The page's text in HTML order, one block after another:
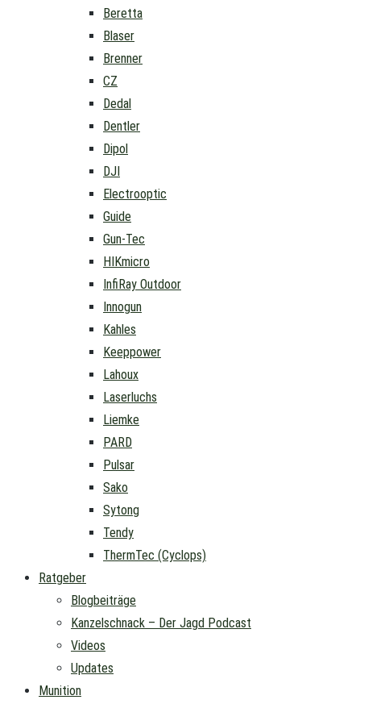
Beretta
Blaser
Brenner
CZ
Dedal
Dentler
Dipol
DJI
Electrooptic
Guide
Gun-Tec
HIKmicro
InfiRay Outdoor
Innogun
Kahles
Keeppower
Lahoux
Laserluchs
Liemke
PARD
Pulsar
Sako
Sytong
Tendy
ThermTec (Cyclops)
Ratgeber
Blogbeiträge
Kanzelschnack – Der Jagd Podcast
Videos
Updates
Munition